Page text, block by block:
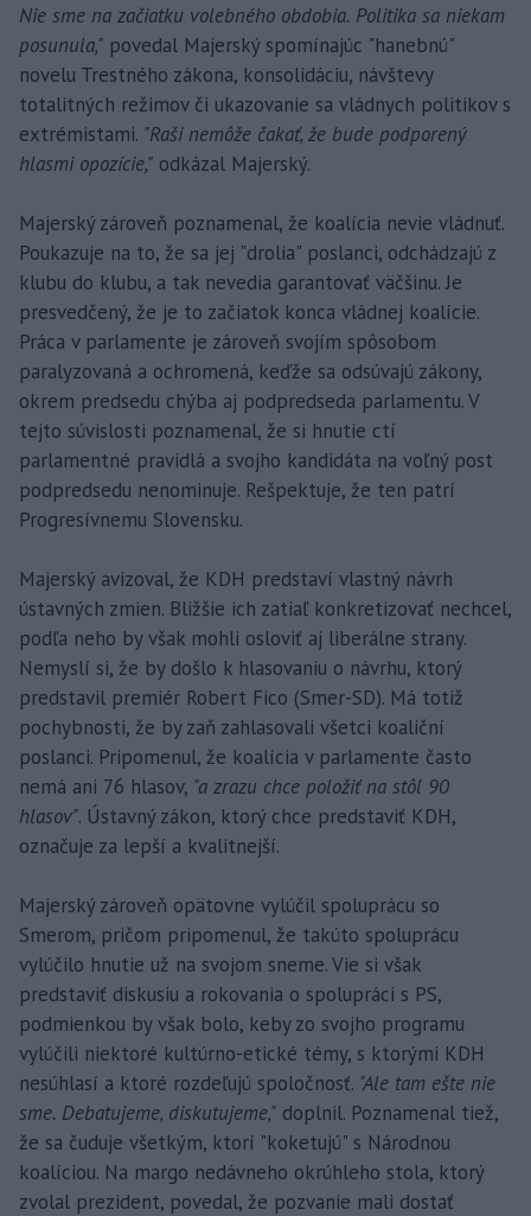
Nie sme na začiatku volebného obdobia. Politika sa niekam
posunula," povedal Majerský spomínajúc "hanebnú"
novelu Trestného zákona, konsolidáciu, návštevy
totalitných režimov či ukazovanie sa vládnych politikov s
extrémistami. "Raši nemôže čakať, že bude podporený
hlasmi opozície," odkázal Majerský.
Majerský zároveň poznamenal, že koalícia nevie vládnuť.
Poukazuje na to, že sa jej "drolia" poslanci, odchádzajú z
klubu do klubu, a tak nevedia garantovať väčšinu. Je
presvedčený, že je to začiatok konca vládnej koalície.
Práca v parlamente je zároveň svojím spôsobom
paralyzovaná a ochromená, keďže sa odsúvajú zákony,
okrem predsedu chýba aj podpredseda parlamentu. V
tejto súvislosti poznamenal, že si hnutie ctí
parlamentné pravidlá a svojho kandidáta na voľný post
podpredsedu nenominuje. Rešpektuje, že ten patrí
Progresívnemu Slovensku.
Majerský avizoval, že KDH predstaví vlastný návrh
ústavných zmien. Bližšie ich zatiaľ konkretizovať nechcel,
podľa neho by však mohli osloviť aj liberálne strany.
Nemyslí si, že by došlo k hlasovaniu o návrhu, ktorý
predstavil premiér Robert Fico (Smer-SD). Má totiž
pochybnosti, že by zaň zahlasovali všetci koaliční
poslanci. Pripomenul, že koalícia v parlamente často
nemá ani 76 hlasov, "a zrazu chce položiť na stôl 90
hlasov". Ústavný zákon, ktorý chce predstaviť KDH,
označuje za lepší a kvalitnejší.
Majerský zároveň opätovne vylúčil spoluprácu so
Smerom, pričom pripomenul, že takúto spoluprácu
vylúčilo hnutie už na svojom sneme. Vie si však
predstaviť diskusiu a rokovania o spolupráci s PS,
podmienkou by však bolo, keby zo svojho programu
vylúčili niektoré kultúrno-etické témy, s ktorými KDH
nesúhlasí a ktoré rozdeľujú spoločnosť. "Ale tam ešte nie
sme. Debatujeme, diskutujeme," doplnil. Poznamenal tiež,
že sa čuduje všetkým, ktorí "koketujú" s Národnou
koalíciou. Na margo nedávneho okrúhleho stola, ktorý
zvolal prezident, povedal, že pozvanie mali dostať